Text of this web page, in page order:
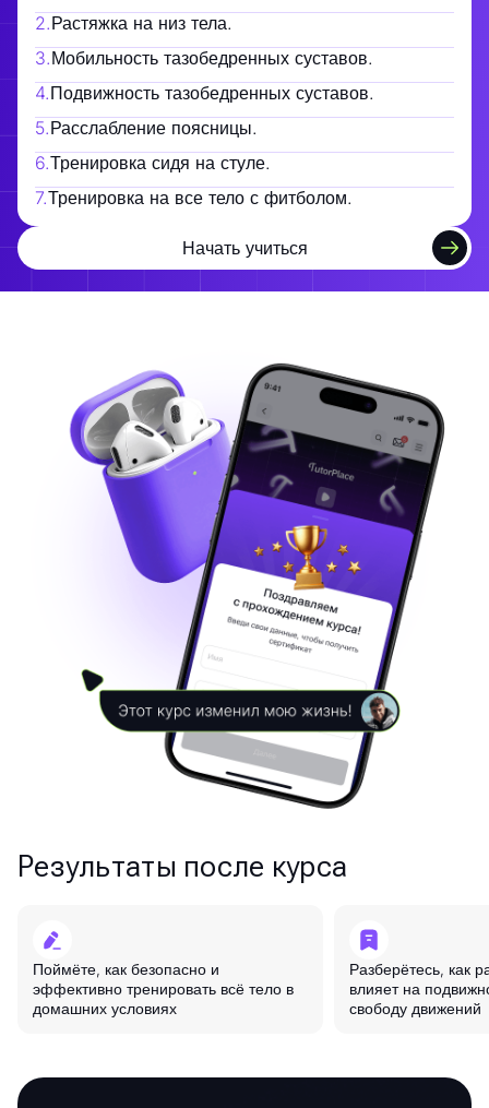
2.Растяжка на низ тела.
3.Мобильность тазобедренных суставов.
4.Подвижность тазобедренных суставов.
5.Расслабление поясницы.
6.Тренировка сидя на стуле.
7.Тренировка на все тело с фитболом.
Начать учиться
Результаты после курса
Поймёте, как безопасно и
эффективно тренировать всё тело в
домашних условиях
Разберётесь, как
влияет на
свободу движений